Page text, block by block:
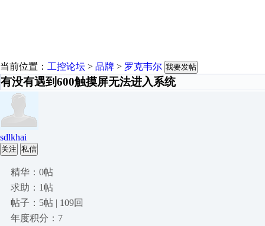
当前位置： 工控论坛 > 品牌 > 罗克韦尔 我要发帖
有没有遇到600触摸屏无法进入系统
sdlkhai
关注 私信
精华：0帖
求助：1帖
帖子：5帖 | 109回
年度积分：7